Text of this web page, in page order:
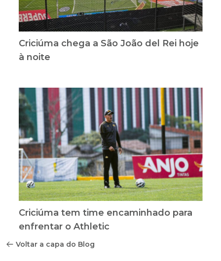
Criciúma chega a São João del Rei hoje
à noite
Criciúma tem time encaminhado para
enfrentar o Athletic
Voltar a capa do Blog